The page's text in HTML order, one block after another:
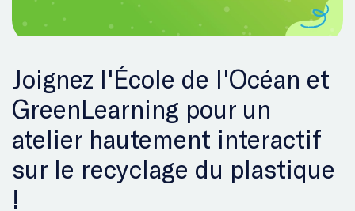
Joignez l'École de l'Océan et
GreenLearning pour un
atelier hautement interactif
sur le recyclage du plastique
!